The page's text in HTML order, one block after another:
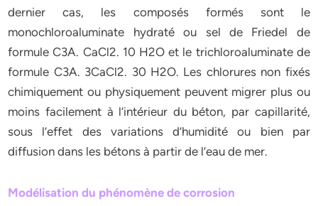
dernier cas, les composés formés sont le
monochloroaluminate hydraté ou sel de Friedel de
formule C3A. CaCl2. 10 H2O et le trichloroaluminate de
formule C3A. 3CaCl2. 30 H2O. Les chlorures non fixés
chimiquement ou physiquement peuvent migrer plus ou
moins facilement à l’intérieur du béton, par capillarité,
sous l’effet des variations d’humidité ou bien par
diffusion dans les bétons à partir de l’eau de mer.
Modélisation du phénomène de corrosion